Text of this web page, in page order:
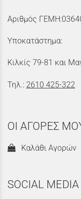
Αριθμός
Υποκατάστημα:
Κιλκίς 79-81 και
Τηλ.: 2610 425-322
ΟΙ ΑΓΟΡΕΣ
Καλάθι Αγορών
SOCIAL MEDIA